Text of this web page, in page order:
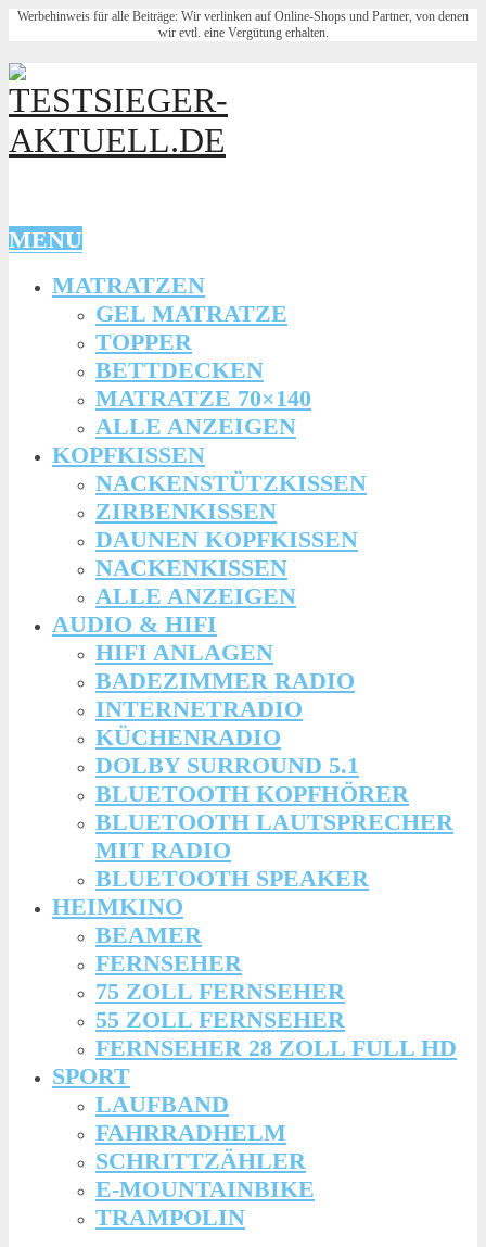
Werbehinweis für alle Beiträge: Wir verlinken auf Online-Shops und Partner, von denen
wir evtl. eine Vergütung erhalten.
MENU
MATRATZEN
GEL MATRATZE
TOPPER
BETTDECKEN
MATRATZE 70×140
ALLE ANZEIGEN
KOPFKISSEN
NACKENSTÜTZKISSEN
ZIRBENKISSEN
DAUNEN KOPFKISSEN
NACKENKISSEN
ALLE ANZEIGEN
AUDIO & HIFI
HIFI ANLAGEN
BADEZIMMER RADIO
INTERNETRADIO
KÜCHENRADIO
DOLBY SURROUND 5.1
BLUETOOTH KOPFHÖRER
BLUETOOTH LAUTSPRECHER
MIT RADIO
BLUETOOTH SPEAKER
HEIMKINO
BEAMER
FERNSEHER
75 ZOLL FERNSEHER
55 ZOLL FERNSEHER
FERNSEHER 28 ZOLL FULL HD
SPORT
LAUFBAND
FAHRRADHELM
SCHRITTZÄHLER
E-MOUNTAINBIKE
TRAMPOLIN